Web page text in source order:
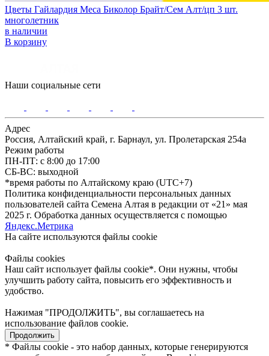
Цветы Гайлардия Меса Биколор Брайт/Сем Алт/цп 3 шт.
многолетник
в наличии
В корзину
Наши социальные сети
Адрес
Россия, Алтайский край, г. Барнаул, ул. Пролетарская 254а
Режим работы
ПН-ПТ: с 8:00 до 17:00
СБ-ВС: выходной
*время работы по Алтайскому краю (UTC+7)
Политика конфиденциальности персональных данных
пользователей сайта Семена Алтая в редакции от «21» мая
2025 г. Обработка данных осуществляется с помощью
Яндекс.Метрика
На сайте используются файлы сookie
Файлы cookies
Наш сайт использует файлы cookie*. Они нужны, чтобы
улучшить работу сайта, повысить его эффективность и
удобство.
Нажимая "ПРОДОЛЖИТЬ", вы соглашаетесь на
использование файлов cookie.
Продолжить
* Файлы cookie - это набор данных, которые генерируются